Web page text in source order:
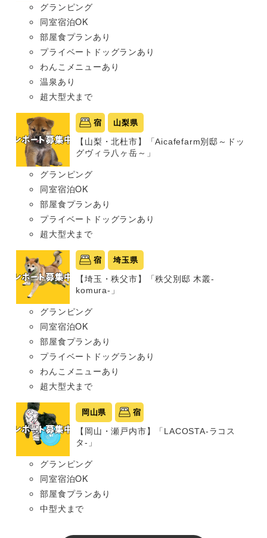
グランピング
同室宿泊OK
部屋食プランあり
プライベートドッグランあり
わんこメニューあり
温泉あり
超大型犬まで
宿 山梨県
【山梨・北杜市】「Aicafefarm別邸～ドッ
グヴィラ八ヶ岳～」
グランピング
同室宿泊OK
部屋食プランあり
プライベートドッグランあり
超大型犬まで
宿 埼玉県
【埼玉・秩父市】「秩父別邸 木叢-
komura-」
グランピング
同室宿泊OK
部屋食プランあり
プライベートドッグランあり
わんこメニューあり
超大型犬まで
岡山県 宿
【岡山・瀬戸内市】「LACOSTA-ラコス
タ-」
グランピング
同室宿泊OK
部屋食プランあり
中型犬まで